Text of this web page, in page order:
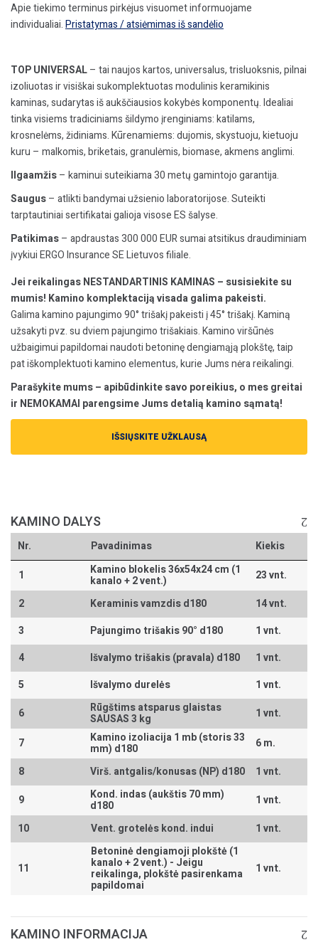
Apie tiekimo terminus pirkėjus visuomet informuojame
individualiai.Pristatymas / atsiėmimas iš sandėlio
TOP UNIVERSAL– tai naujos kartos, universalus, trisluoksnis, pilnai
izoliuotas ir visiškai sukomplektuotas modulinis keramikinis
kaminas, sudarytas iš aukščiausios kokybės komponentų. Idealiai
tinka visiems tradiciniams šildymo įrenginiams: katilams,
krosnelėms, židiniams. Kūrenamiems: dujomis, skystuoju, kietuoju
kuru – malkomis, briketais, granulėmis, biomase, akmens anglimi.
Ilgaamžis– kaminui suteikiama 30 metų gamintojo garantija.
Saugus– atlikti bandymai užsienio laboratorijose. Suteikti
tarptautiniai sertifikatai galioja visose ES šalyse.
Patikimas– apdraustas 300 000 EUR sumai atsitikus draudiminiam
įvykiui ERGO Insurance SE Lietuvos filiale.
Jei reikalingas NESTANDARTINIS KAMINAS – susisiekite su
mumis! Kamino komplektaciją visada galima pakeisti.
Galima kamino pajungimo 90° trišakį pakeisti į 45° trišakį. Kaminą
užsakyti pvz. su dviem pajungimo trišakiais. Kamino viršūnės
užbaigimui papildomai naudoti betoninę dengiamąją plokštę, taip
pat iškomplektuoti kamino elementus, kurie Jums nėra reikalingi.
Parašykite mums – apibūdinkite savo poreikius, o mes greitai
ir NEMOKAMAI parengsime Jums detalią kamino sąmatą!
IŠSIŲSKITE UŽKLAUSĄ
KAMINO DALYS
Nr. Pavadinimas
Kiekis
1
Kamino blokelis 36x54x24 cm (1
kanalo + 2 vent.)
23 vnt.
2
Keraminis vamzdis d180
14 vnt.
3
Pajungimo trišakis 90° d180
1 vnt.
4
Išvalymo trišakis (pravala) d180
1 vnt.
5
Išvalymo durelės
1 vnt.
6
Rūgštims atsparus glaistas
SAUSAS 3 kg
1 vnt.
7
Kamino izoliacija 1 mb (storis 33
mm) d180
6 m.
8
Virš. antgalis/konusas (NP) d180
1 vnt.
9
Kond. indas (aukštis 70 mm)
d180
1 vnt.
10
Vent. grotelės kond. indui 1 vnt.
11
Betoninė dengiamoji plokštė (1
kanalo + 2 vent.) - Jeigu
reikalinga, plokštė pasirenkama
papildomai
1 vnt.
KAMINO INFORMACIJA